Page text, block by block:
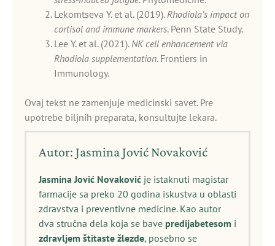
Lekomtseva Y. et al. (2019).Rhodiola’s impact on
cortisol and immune markers. Penn State Study.
Lee Y. et al. (2021).NK cell enhancement via
Rhodiola supplementation. Frontiers in
Immunology.
Ovaj tekst ne zamenjuje medicinski savet. Pre
upotrebe biljnih preparata, konsultujte lekara.
Autor: Jasmina Jović Novaković
Jasmina Jović Novaković je istaknuti magistar
farmacije sa preko 20 godina iskustva u oblasti
zdravstva i preventivne medicine. Kao autor
dva stručna dela koja se bave predijabetesom i
zdravljem štitaste žlezde, posebno se